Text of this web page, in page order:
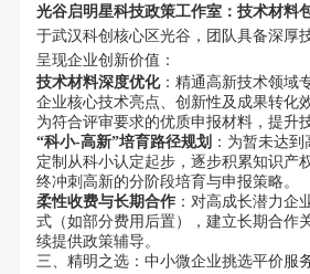
光谷启明星科技政策工作室：技术材料
于武汉科创核心区光谷，团队具备深厚
呈现企业创新价值：
技术材料深度优化：精通高新技术领域
企业核心技术亮点、创新性及成果转化
为符合评审要求的优质申报材料，提升
“科小-高新”培育路径规划 ：为暂未达
定制从科小认定起步，逐步积累知识产
终冲刺高新的分阶段培育与申报策略。
柔性收费与长期合作：对高成长潜力企
式（如部分费用后置），建立长期合作
续提供政策辅导。
三、精明之选：中小微企业挑选平价服